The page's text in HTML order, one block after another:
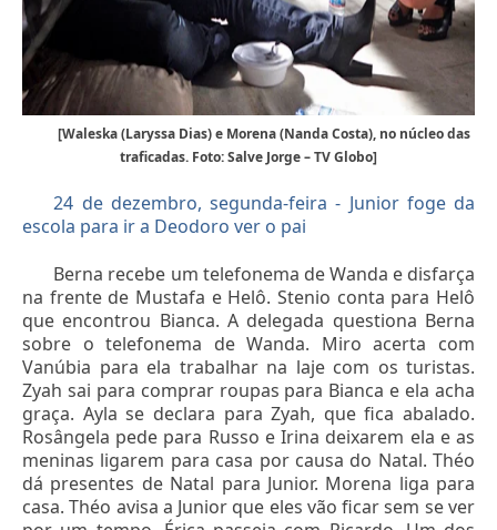
[Waleska (Laryssa Dias) e Morena (Nanda Costa), no núcleo das
traficadas. Foto: Salve Jorge – TV Globo]
24 de dezembro, segunda-feira - Junior foge da
escola para ir a Deodoro ver o pai
Berna recebe um telefonema de Wanda e disfarça
na frente de Mustafa e Helô. Stenio conta para Helô
que encontrou Bianca. A delegada questiona Berna
sobre o telefonema de Wanda. Miro acerta com
Vanúbia para ela trabalhar na laje com os turistas.
Zyah sai para comprar roupas para Bianca e ela acha
graça. Ayla se declara para Zyah, que fica abalado.
Rosângela pede para Russo e Irina deixarem ela e as
meninas ligarem para casa por causa do Natal. Théo
dá presentes de Natal para Junior. Morena liga para
casa. Théo avisa a Junior que eles vão ficar sem se ver